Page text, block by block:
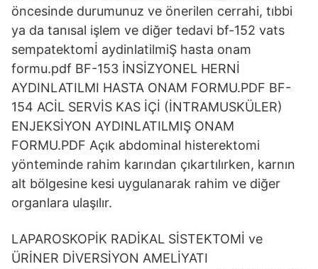
öncesinde durumunuz ve önerilen cerrahi, tıbbi
ya da tanısal işlem ve diğer tedavi bf-152 vats
sempatektomİ aydinlatilmiŞ hasta onam
formu.pdf BF-153 İNSİZYONEL HERNİ
AYDINLATILMI HASTA ONAM FORMU.PDF BF-
154 ACİL SERVİS KAS İÇİ (İNTRAMUSKÜLER)
ENJEKSİYON AYDINLATILMIŞ ONAM
FORMU.PDF Açık abdominal histerektomi
yönteminde rahim karından çıkartılırken, karnın
alt bölgesine kesi uygulanarak rahim ve diğer
organlara ulaşılır.
LAPAROSKOPİK RADİKAL SİSTEKTOMİ ve
ÜRİNER DİVERSİYON AMELİYATI